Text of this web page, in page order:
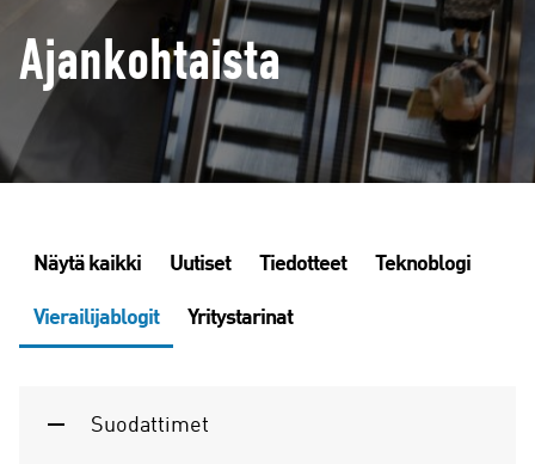
Ajankohtaista
Näytä kaikki Uutiset Tiedotteet Teknoblogi
Vierailijablogit Yritystarinat
Suodattimet